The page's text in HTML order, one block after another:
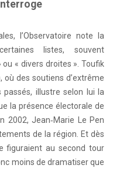
l’Observatoire note la
listes, souvent
« divers droites ». Toufik
où des soutiens d’extrême
illustre selon lui la
la présence électorale de
2002, Jean‑Marie Le Pen
de la région. Et dès
figuraient au second tour
moins de dramatiser que